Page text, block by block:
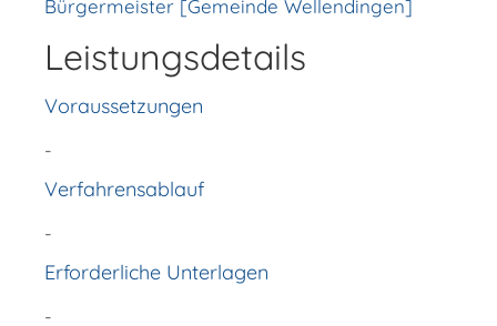
Bürgermeister [Gemeinde Wellendingen]
Leistungsdetails
Voraussetzungen
-
Verfahrensablauf
-
Erforderliche Unterlagen
-